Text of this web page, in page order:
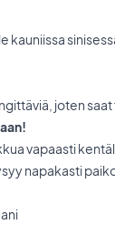
kauniissa
joten
vapaasti
napakasti